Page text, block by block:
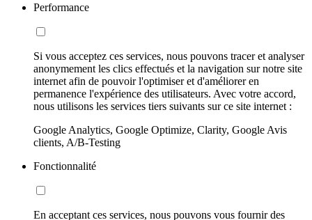
Performance
Si vous acceptez ces services, nous pouvons tracer et analyser
anonymement les clics effectués et la navigation sur notre site
internet afin de pouvoir l'optimiser et d'améliorer en
permanence l'expérience des utilisateurs. Avec votre accord,
nous utilisons les services tiers suivants sur ce site internet :
Google Analytics, Google Optimize, Clarity, Google Avis
clients, A/B-Testing
Fonctionnalité
En acceptant ces services, nous pouvons vous fournir des